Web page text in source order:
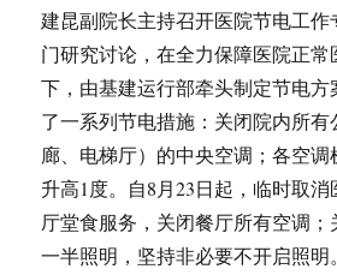
建昆副院长主持召开医院节电工作
门研究讨论，在全力保障医院正常
下，由基建运行部牵头制定节电方
了一系列节电措施：关闭院内所
廊、电梯厅）的中央空调；各空
升高1度。自8月23日起，临时取
厅堂食服务，关闭餐厅所有空调
一半照明，坚持非必要不开启照明